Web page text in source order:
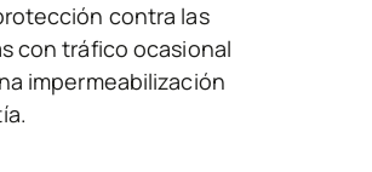
contra las
con tráfico ocasional
impermeabilización